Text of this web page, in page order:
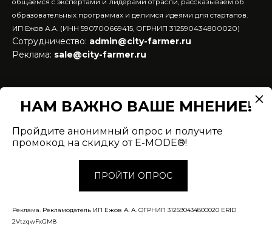
образовательных программах и делимся идеями для стартапов.
ИП Ежов А.А. (ИНН 590700669415, ОГРНИП 312590434800020)
Сотрудничество: admin@city-farmer.ru
Реклама: sale@city-farmer.ru
О портале Контакты
Редакция
Рекламодателям
в отношении обработки персональных
данных
Согласие на обработку персональных
данных
city-farmer.ru 2021–2025
НАМ ВАЖНО ВАШЕ МНЕНИЕ!
Пройдите анонимный опрос и получите
промокод на скидку от E-MODE®!
ПРОЙТИ ОПРОС
Реклама. Рекламодатель ИП Ежов А. А. ОГРНИП 312590434800020 ERID
2VtzqwFxGM8